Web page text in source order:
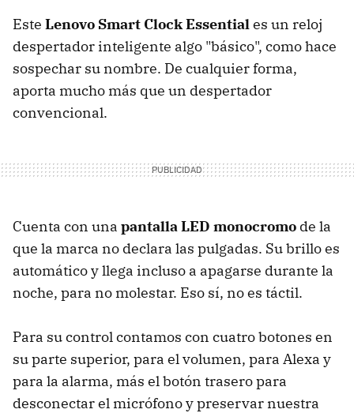
Este Lenovo Smart Clock Essentiales un reloj
despertador inteligente algo "básico", como hace
sospechar su nombre. De cualquier forma,
aporta mucho más que un despertador
convencional.
Cuenta con una pantalla LED monocromo de la
que la marca no declara las pulgadas. Su brillo es
automático y llega incluso a apagarse durante la
noche, para no molestar. Eso sí, no es táctil.
Para su control contamos con cuatro botones en
su parte superior, para el volumen, para Alexa y
para la alarma, más el botón trasero para
desconectar el micrófono y preservar nuestra